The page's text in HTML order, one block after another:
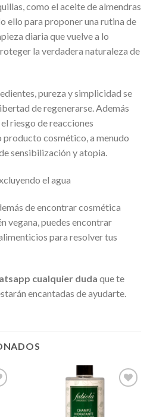
como el aceite de almendras
ello para proponer una rutina de
diaria que vuelve a lo
la verdadera naturaleza de
pureza y simplicidad se
de regenerarse. Además
riesgo de reacciones
cosmético, a menudo
sensibilización y atopia.
el agua
de encontrar cosmética
vegana, puedes encontrar
para resolver tus
cualquier duda que te
encantadas de ayudarte.